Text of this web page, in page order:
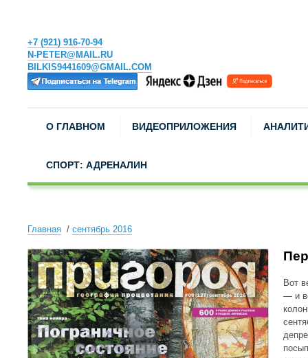
+7 (921) 916-70-94
N-PETER@MAIL.RU
BILKIS9441609@GMAIL.COM
О ГЛАВНОМ ВИДЕОПРИЛОЖЕНИЯ
СПОРТ: АДРЕНАЛИН
Главная сентябрь 2016
Вот
— и